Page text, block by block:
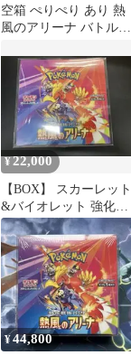
空箱 ぺりぺり あり 熱
風のアリーナ バトルパ
¥22,000
【BOX】 スカーレット
&バイオレット 強化拡
張パック 熱風のアリー
ナ
¥44,800